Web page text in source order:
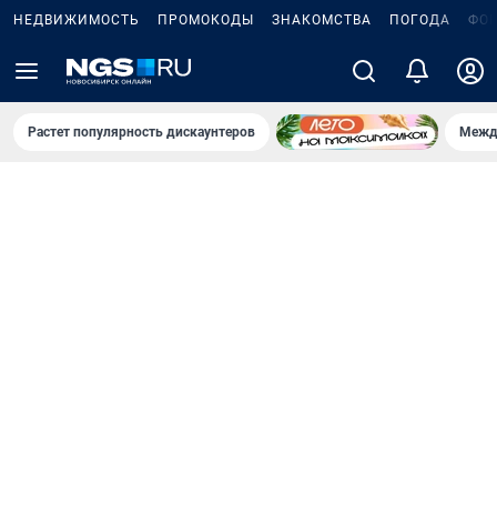
НЕДВИЖИМОСТЬ ПРОМОКОДЫ ЗНАКОМСТВА ПОГОДА
Растет популярность дискаунтеров